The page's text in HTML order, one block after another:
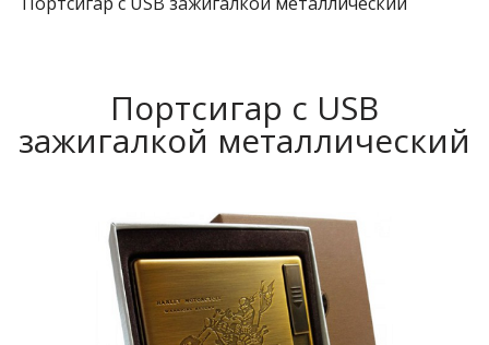
Портсигар с USB
зажигалкой металлический